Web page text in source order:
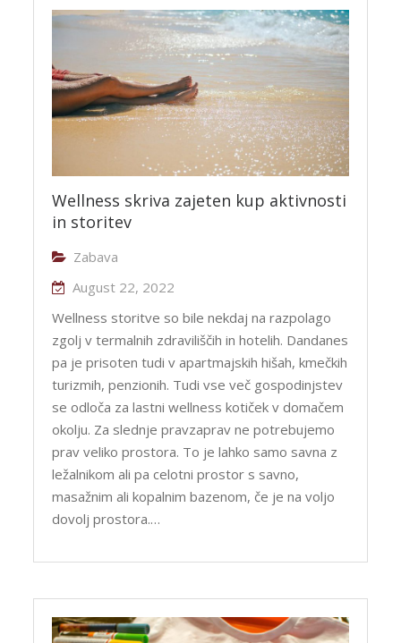
Wellness skriva zajeten kup aktivnosti
in storitev
Zabava
August 22, 2022
Wellness storitve so bile nekdaj na razpolago
zgolj v termalnih zdraviliščih in hotelih. Dandanes
pa je prisoten tudi v apartmajskih hišah, kmečkih
turizmih, penzionih. Tudi vse več gospodinjstev
se odloča za lastni wellness kotiček v domačem
okolju. Za slednje pravzaprav ne potrebujemo
prav veliko prostora. To je lahko samo savna z
ležalnikom ali pa celotni prostor s savno,
masažnim ali kopalnim bazenom, če je na voljo
dovolj prostora.…